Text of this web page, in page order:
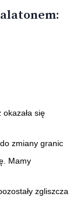
się
zmiany granic
Mamy
zgliszcza